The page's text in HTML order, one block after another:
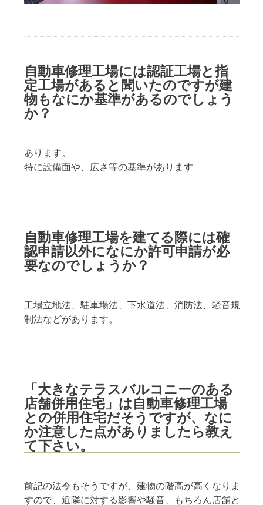
自動車修理工場には認証工場と指
定工場があると聞いたのですが建
物もなにか基準があるのでしょう
か？
あります。
特に設備面や、広さ等の基準があります
自動車修理工場を建てる際には確
認申請以外になにか許可申請が必
要なのでしょうか？
工場立地法、駐車場法、下水道法、消防法、騒音規
制法などがあります。
「大きなテラスバルコニーのある
店舗併用住宅」は自動車修理工場
との併用住宅だそうですが、なに
か注意した点がありましたら教え
て下さい。
前記の法令もそうですが、建物の階高が高くなりま
すので、近隣に対する影響や騒音、もちろん店舗と